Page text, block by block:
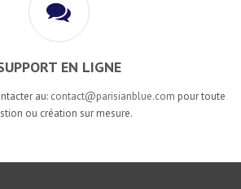
EN LIGNE
au: contact@parisianblue.com pour toute
ou création sur mesure.